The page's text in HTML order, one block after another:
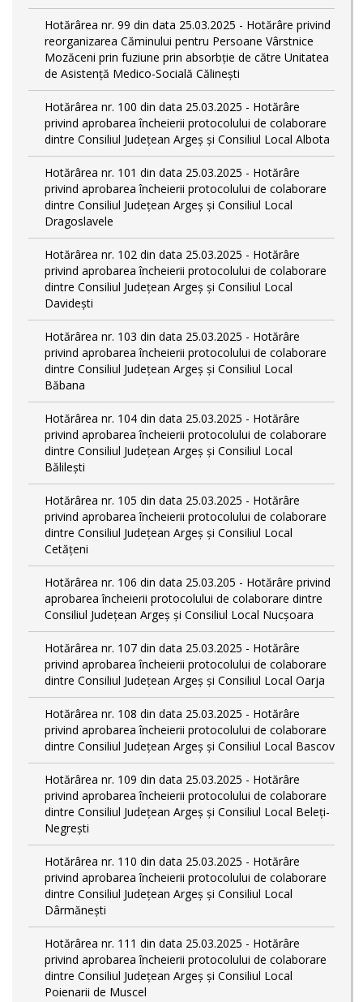
Hotărârea nr. 99 din data 25.03.2025 - Hotărâre privind
reorganizarea Căminului pentru Persoane Vârstnice
Mozăceni prin fuziune prin absorbție de către Unitatea
de Asistență Medico-Socială Călinești
Hotărârea nr. 100 din data 25.03.2025 - Hotărâre
privind aprobarea încheierii protocolului de colaborare
dintre Consiliul Județean Argeș și Consiliul Local Albota
Hotărârea nr. 101 din data 25.03.2025 - Hotărâre
privind aprobarea încheierii protocolului de colaborare
dintre Consiliul Județean Argeș și Consiliul Local
Dragoslavele
Hotărârea nr. 102 din data 25.03.2025 - Hotărâre
privind aprobarea încheierii protocolului de colaborare
dintre Consiliul Județean Argeș și Consiliul Local
Davidești
Hotărârea nr. 103 din data 25.03.2025 - Hotărâre
privind aprobarea încheierii protocolului de colaborare
dintre Consiliul Județean Argeș și Consiliul Local
Băbana
Hotărârea nr. 104 din data 25.03.2025 - Hotărâre
privind aprobarea încheierii protocolului de colaborare
dintre Consiliul Județean Argeș și Consiliul Local
Bălilești
Hotărârea nr. 105 din data 25.03.2025 - Hotărâre
privind aprobarea încheierii protocolului de colaborare
dintre Consiliul Județean Argeș și Consiliul Local
Cetățeni
Hotărârea nr. 106 din data 25.03.205 - Hotărâre privind
aprobarea încheierii protocolului de colaborare dintre
Consiliul Județean Argeș și Consiliul Local Nucșoara
Hotărârea nr. 107 din data 25.03.2025 - Hotărâre
privind aprobarea încheierii protocolului de colaborare
dintre Consiliul Județean Argeș și Consiliul Local Oarja
Hotărârea nr. 108 din data 25.03.2025 - Hotărâre
privind aprobarea încheierii protocolului de colaborare
dintre Consiliul Județean Argeș și Consiliul Local Bascov
Hotărârea nr. 109 din data 25.03.2025 - Hotărâre
privind aprobarea încheierii protocolului de colaborare
dintre Consiliul Județean Argeș și Consiliul Local Beleți-
Negrești
Hotărârea nr. 110 din data 25.03.2025 - Hotărâre
privind aprobarea încheierii protocolului de colaborare
dintre Consiliul Județean Argeș și Consiliul Local
Dârmănești
Hotărârea nr. 111 din data 25.03.2025 - Hotărâre
privind aprobarea încheierii protocolului de colaborare
dintre Consiliul Județean Argeș și Consiliul Local
Poienarii de Muscel